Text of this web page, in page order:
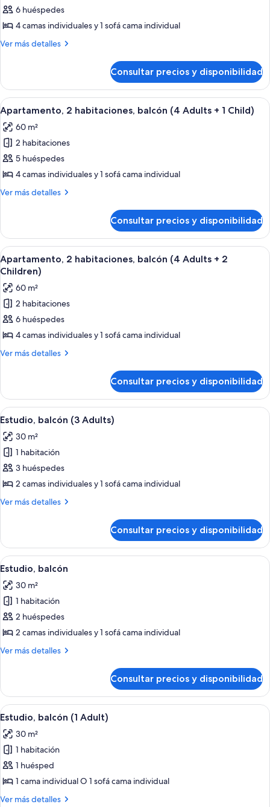
Children)
de
Apartamento,
2
(3
adults
+
3
Children)
6 huéspedes
4 camas individuales y 1 sofá cama individual
Ver más detalles
Más
2
habitaciones,
balcón
adults
+
Children)
Consultar precios y disponibilidad
Abrir
todas
las
fotos
de
Apartamento,
2
(4
Adults
+
1
Child)
Una habitación moderna con un
9
Apartamento, 2 habitaciones, balcón (4 Adults + 1 Child)
60 m²
2 habitaciones
5 huéspedes
4 camas individuales y 1 sofá cama individual
Ver más detalles
Más
2
habitaciones,
balcón
(4
+
Child)
Consultar precios y disponibilidad
Abrir
todas
las
fotos
de
Apartamento,
2
habitaciones,
Adults
+
2
Children)
Una habitación moderna con un
9
Apartamento, 2 habitaciones, balcón (4 Adults + 2
Children)
60 m²
2 habitaciones
6 huéspedes
4 camas individuales y 1 sofá cama individual
Ver más detalles
Más
2
habitaciones,
balcón
Adults
+
Children)
Consultar precios y disponibilidad
Abrir
todas
las
fotos
de
Estudio,
balcón
Una sala de estar moderna con un
6
Estudio, balcón (3 Adults)
30 m²
1 habitación
3 huéspedes
2 camas individuales y 1 sofá cama individual
Ver más detalles
Más
balcón
(3
Adults)
Consultar precios y disponibilidad
Abrir
todas
las
fotos
de
Estudio,
balcón
Una sala de estar moderna con un
6
Estudio, balcón
30 m²
1 habitación
2 huéspedes
2 camas individuales y 1 sofá cama individual
Ver más detalles
Más
balcón
Consultar precios y disponibilidad
Abrir
todas
las
fotos
de
Estudio,
balcón
Una sala de estar moderna con un
7
Estudio, balcón (1 Adult)
30 m²
1 habitación
1 huésped
1 cama individual O 1 sofá cama individual
Ver más detalles
Más